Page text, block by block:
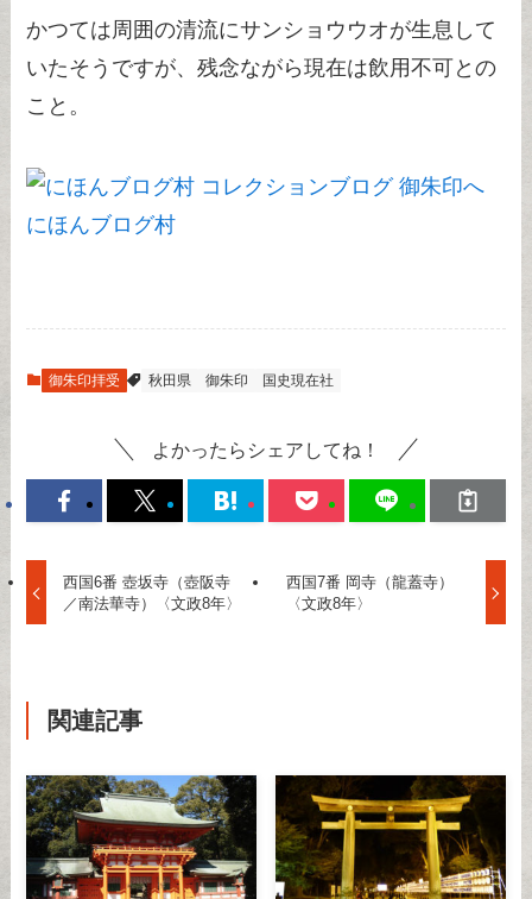
かつては周囲の清流にサンショウウオが生息して
いたそうですが、残念ながら現在は飲用不可との
こと。
にほんブログ村
御朱印拝受 秋田県 御朱印 国史現在社
よかったらシェアしてね！
西国6番 壺坂寺（壺阪寺
／南法華寺）〈文政8年〉
西国7番 岡寺（龍蓋寺）
〈文政8年〉
関連記事